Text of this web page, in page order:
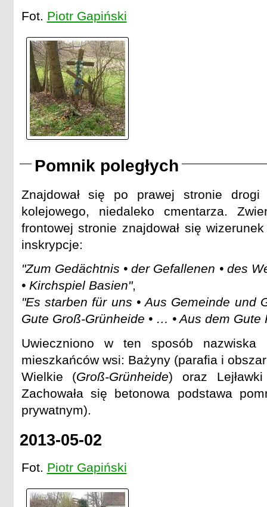
Fot. Piotr Gapiński
Pomnik poległych
Znajdował się po prawej stronie drogi
kolejowego, niedaleko cmentarza.
frontowej stronie znajdował się
inskrypcje:
"Zum Gedächtnis • der Gefallenen • des
• Kirchspiel Basien",
"Es starben für uns • Aus Gemeinde und
Gute Groß-Grünheide • … • Aus dem
Uwieczniono w ten sposób nazwiska
mieszkańców wsi: Bażyny (parafia i
Wielkie (Groß-Grünheide) oraz
Zachowała się betonowa podstawa
prywatnym).
2013-05-02
Fot. Piotr Gapiński